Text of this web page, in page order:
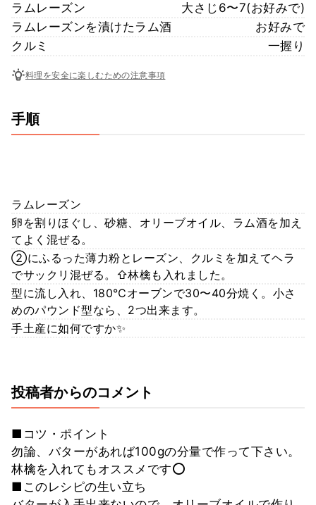
ラムレーズン
大さじ6〜7(お好みで)
ラムレーズンを漬けたラム酒
お好みで
クルミ
一握り
料理を安全に楽しむための注意事項
手順
ラムレーズン
卵を割りほぐし、砂糖、オリーブオイル、ラム酒を加え
てよく混ぜる。
②にふるった薄力粉とレーズン、クルミを加えてヘラ
でサックリ混ぜる。⇧林檎も入れました。
型に流し入れ、180℃オーブンで30〜40分焼く。小さ
めのパウンド型なら、2つ出来ます。
手土産に如何ですか✨
投稿者からのコメント
■コツ・ポイント
勿論、バターがあれば100gの分量で作って下さい。
林檎を入れてもオススメです⭕️
■このレシピの生い立ち